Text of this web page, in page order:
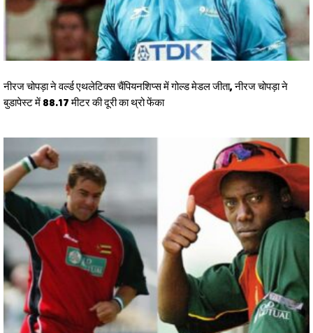
नीरज चोपड़ा ने वर्ल्‍ड एथलेटिक्‍स चैंपियनशिप्‍स में गोल्‍ड मेडल जीता, नीरज चोपड़ा ने
बुडापेस्‍ट में 88.17 मीटर की दूरी का थ्रो फेंका